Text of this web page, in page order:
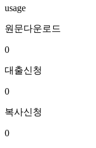
usage
원문다운로드
0
대출신청
0
복사신청
0